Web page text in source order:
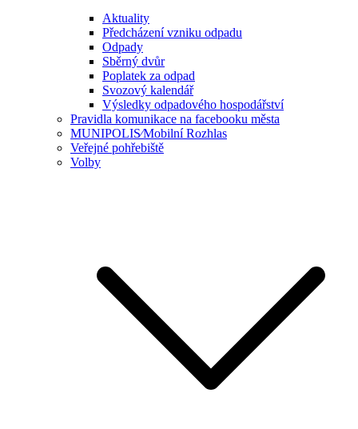
Aktuality
Předcházení vzniku odpadu
Odpady
Sběrný dvůr
Poplatek za odpad
Svozový kalendář
Výsledky odpadového hospodářství
Pravidla komunikace na facebooku města
MUNIPOLIS⁄Mobilní Rozhlas
Veřejné pohřebiště
Volby